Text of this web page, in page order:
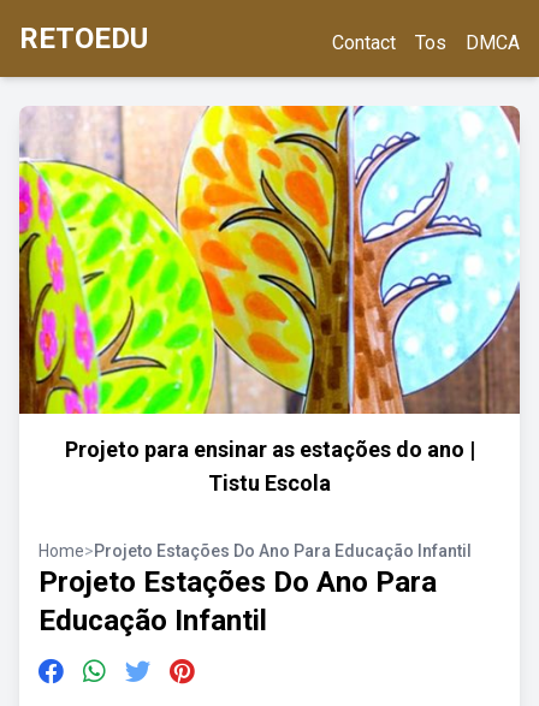
RETOEDU Contact Tos DMCA
Projeto para ensinar as estações do ano |
Tistu Escola
Home>Projeto Estações Do Ano Para Educação Infantil
Projeto Estações Do Ano Para
Educação Infantil